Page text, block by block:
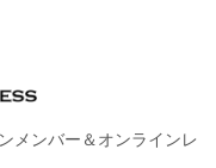
メンバー＆オンラインレ